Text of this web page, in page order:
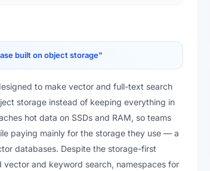
built on object storage"
to make vector and full-text search
storage instead of keeping everything in
hot data on SSDs and RAM, so teams
paying mainly for the storage they use — a
databases. Despite the storage-first
and keyword search, namespaces for